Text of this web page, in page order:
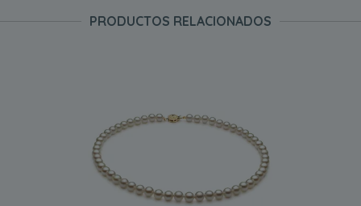
PRODUCTOS RELACIONADOS